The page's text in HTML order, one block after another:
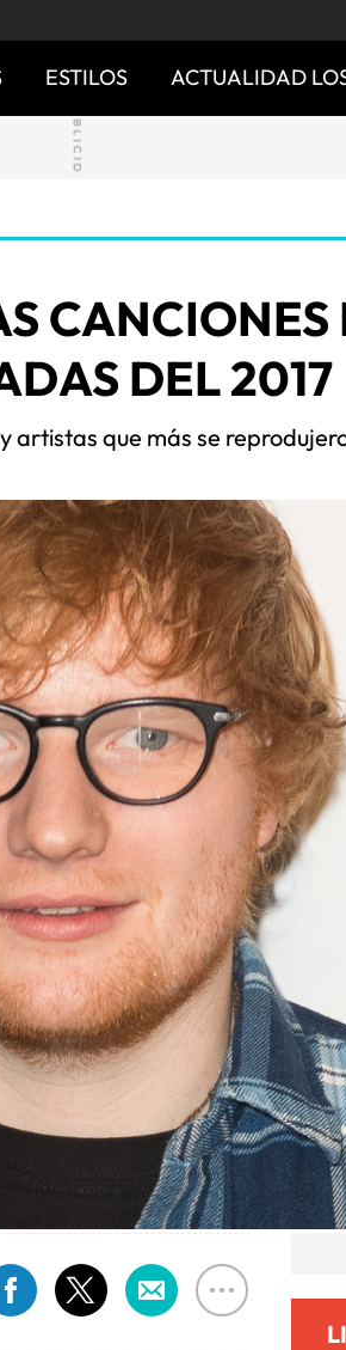
ESTILOS ACTUALIDAD
CANCIONES
DEL 2017
artistas que más se